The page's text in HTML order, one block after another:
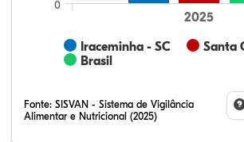
Iraceminha - SC
Santa
Brasil
2025
0
Fonte: SISVAN - Sistema de Vigilância
Alimentar e Nutricional (2025)